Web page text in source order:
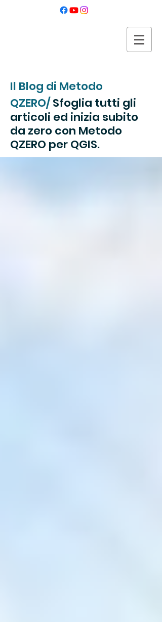
Il Blog di Metodo
QZERO/Sfoglia tutti gli
articoli ed inizia subito
da zero con Metodo
QZERO per QGIS.